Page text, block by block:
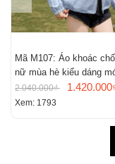
Mã M107: Áo khoác
nữ mùa hè kiểu dáng
thoáng khí,
2.040.000₫
Xem: 1793